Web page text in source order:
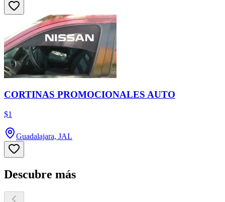
CORTINAS PROMOCIONALES AUTO
$1
Guadalajara, JAL
Descubre más